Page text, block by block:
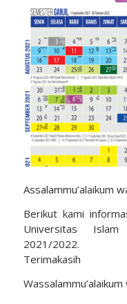
Assalammu’alaikum
Berikut kami
Universitas
2021/2022.
Terimakasih